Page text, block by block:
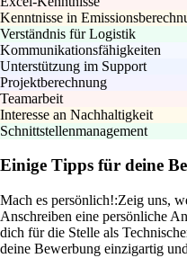
Kenntnisse in
Verständnis für Logistik
Kommunikationsfähigkeiten
Unterstützung im Support
Projektberechnung
Teamarbeit
Interesse an Nachhaltigkeit
Schnittstellenmanagement
Einige Tipps für deine
Mach es persönlich!:Zeig uns,
Anschreiben eine persönliche
dich für die Stelle als
deine Bewerbung einzigartig